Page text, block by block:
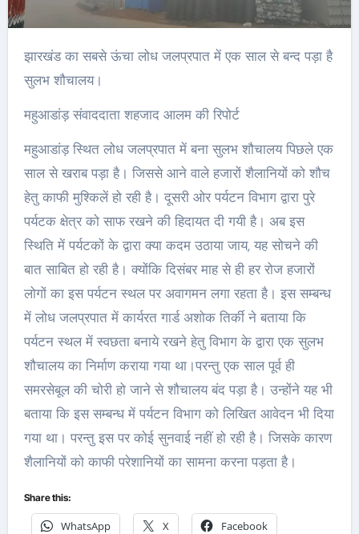
झारखंड का सबसे ऊंचा लोध जलप्रपात में एक साल से बन्द पड़ा है
सुलभ शौचालय।
महुआडांड़ संवाददाता शहजाद आलम की रिपोर्ट
महुआडांड़ स्थित लोध जलप्रपात में बना सुलभ शौचालय पिछले एक
साल से खराब पड़ा है। जिससे आने वाले हजारों शैलानियों को शौच
हेतु काफी मुश्किलें हो रही है। दूसरी ओर पर्यटन विभाग द्वारा पुरे
पर्यटक क्षेत्र को साफ रखने की हिदायत दी गयी है। अब इस
स्थिति में पर्यटकों के द्वारा क्या कदम उठाया जाय, यह सोचने की
बात साबित हो रही है। क्योंकि दिसंबर माह से ही हर रोज हजारों
लोगों का इस पर्यटन स्थल पर अवागमन लगा रहता है। इस सम्बन्ध
में लोध जलप्रपात में कार्यरत गार्ड अशोक तिर्की ने बताया कि
पर्यटन स्थल में स्वछता बनाये रखने हेतु विभाग के द्वारा एक सुलभ
शौचालय का निर्माण कराया गया था।परन्तु एक साल पूर्व ही
समरसेबूल की चोरी हो जाने से शौचालय बंद पड़ा है। उन्होंने यह भी
बताया कि इस सम्बन्ध में पर्यटन विभाग को लिखित आवेदन भी दिया
गया था। परन्तु इस पर कोई सुनवाई नहीं हो रही है। जिसके कारण
शैलानियों को काफी परेशानियों का सामना करना पड़ता है।
Share this:
WhatsApp X Facebook